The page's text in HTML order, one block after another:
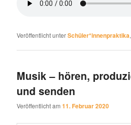
Veröffentlicht unterSchüler*innenpraktika
Musik – hören,
und senden
Veröffentlicht am11. Februar 2020